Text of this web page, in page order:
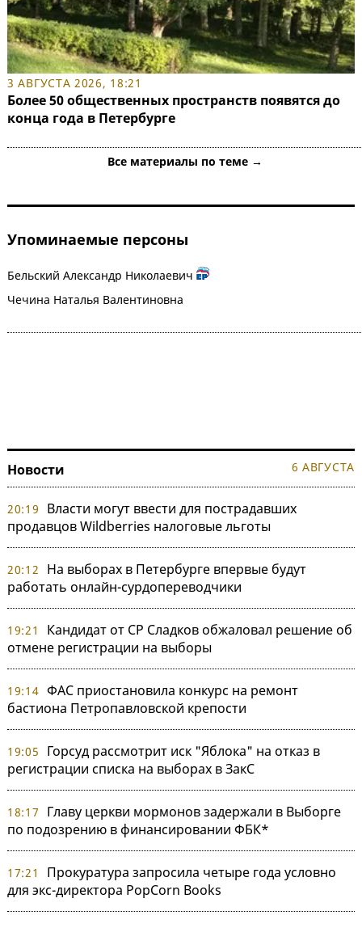
3 АВГУСТА 2026, 18:21
Более 50 общественных пространств появятся до
конца года в Петербурге
Все материалы по теме →
Упоминаемые персоны
Бельский Александр Николаевич
Чечина Наталья Валентиновна
Новости 6 АВГУСТА
20:19
Власти могут ввести для пострадавших
продавцов Wildberries налоговые льготы
20:12
На выборах в Петербурге впервые будут
работать онлайн-сурдопереводчики
19:21
Кандидат от СР Сладков обжаловал решение об
отмене регистрации на выборы
19:14 ФАС приостановила конкурс на ремонт
бастиона Петропавловской крепости
19:05
Горсуд рассмотрит иск "Яблока" на отказ в
регистрации списка на выборах в ЗакС
18:17
Главу церкви мормонов задержали в Выборге
по подозрению в финансировании ФБК*
17:21
Прокуратура запросила четыре года условно
для экс-директора PopCorn Books